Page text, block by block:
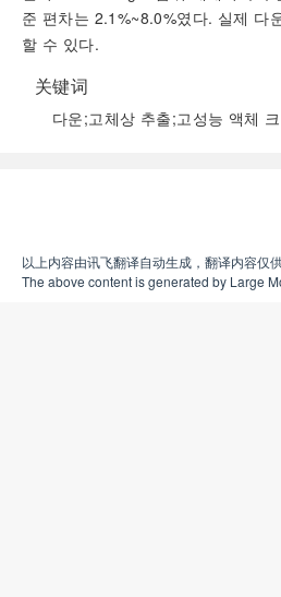
준 편차는 2.1%~8.0%였다. 실제 다
할 수 있다.
关键词
다운;고체상 추출;고성능 액체
以上内容由讯飞翻译自动生成，翻译内容仅
The above content is generated by Large